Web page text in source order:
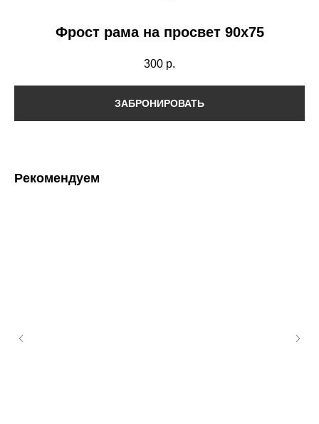
Фрост рама на просвет 90х75
300 р.
ЗАБРОНИРОВАТЬ
Рекомендуем